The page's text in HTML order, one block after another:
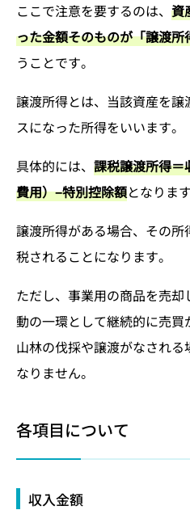
ここで注意を要するのは、 資
った金額そのものが「譲渡
うことです。
譲渡所得とは、当該資産を
スになった所得をいいます。
具体的には、 課税譲渡所得＝
費用）−特別控除額となります
譲渡所得がある場合、その
税されることになります。
ただし、事業用の商品を売
動の一環として継続的に売買
山林の伐採や譲渡がなされ
なりません。
各項目について
収入金額